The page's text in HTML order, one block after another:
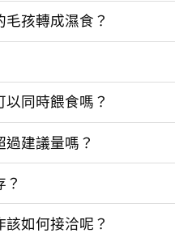
孩轉成濕食？
同時餵食嗎？
建議量嗎？
如何接洽呢？